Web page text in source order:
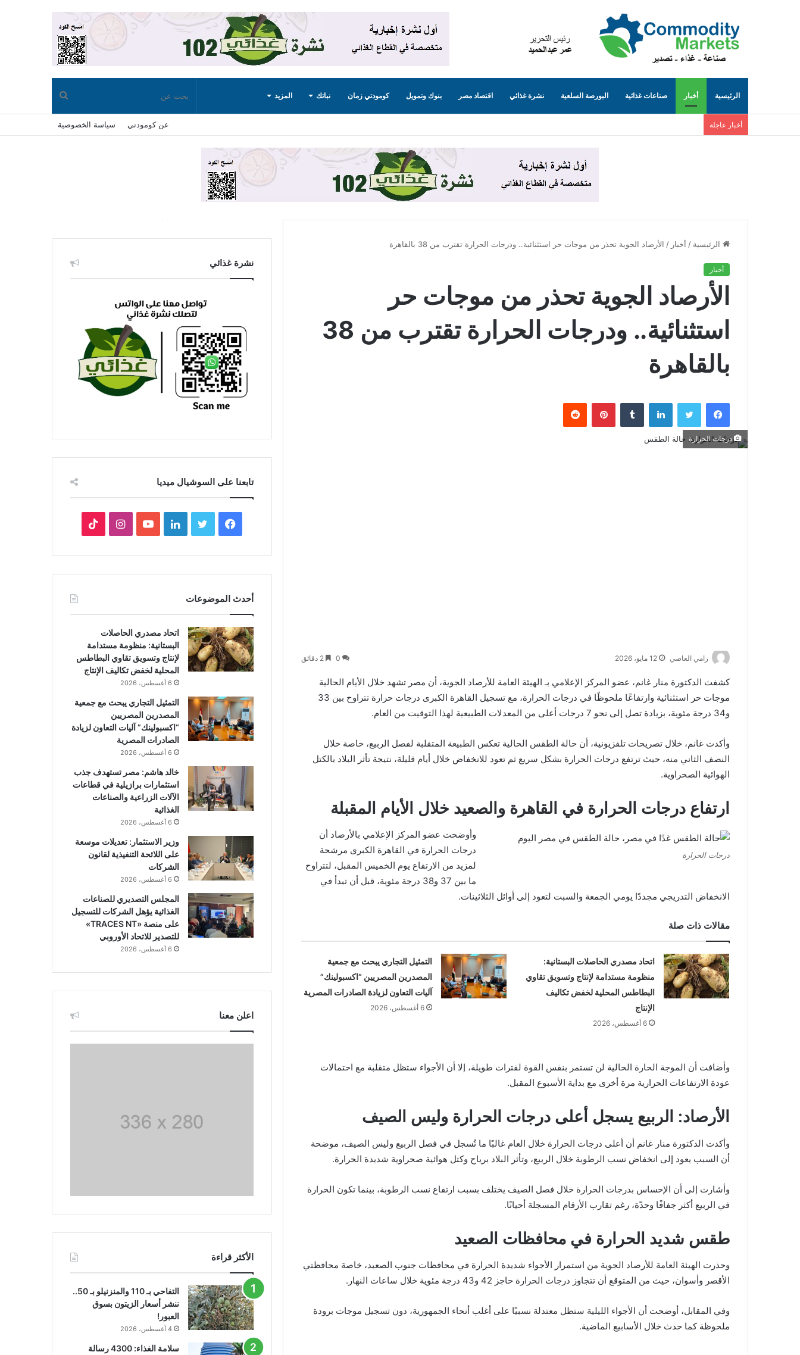
الرئيسية أخبار صناعات غذائية البورصة السلعية نشرة غذائي اقتصاد مصر بنوك وتمويل كومودتي زمان نباتك المزيد بحث
عن
أخبار عاجلة عن كومودتي سياسة الخصوصية
الرئيسية / أخبار / الأرصاد الجوية تحذر من موجات حر استثنائية.. ودرجات الحرارة تقترب من 38 بالقاهرة
أخبار
الأرصاد الجوية تحذر من موجات حر
استثنائية.. ودرجات الحرارة تقترب من 38
بالقاهرة
فيسبوك تويتر لينكدإن بينتيريست
درجات الحرارة
رامي العاصي 12 مايو، 2026 0
كشفت الدكتورة منار غانم، عضو المركز الإعلامي بـ الهيئة العامة للأرصاد الجوية، أن مصر تشهد خلال الأيام الحالية
موجات حر استثنائية وارتفاعًا ملحوظًا في درجات الحرارة، مع تسجيل القاهرة الكبرى درجات حرارة تتراوح بين 33
و34 درجة مئوية، بزيادة تصل إلى نحو 7 درجات أعلى من المعدلات الطبيعية لهذا التوقيت من العام.
وأكدت غانم، خلال تصريحات تلفزيونية، أن حالة الطقس الحالية تعكس الطبيعة المتقلبة لفصل الربيع، خاصة خلال
النصف الثاني منه، حيث ترتفع درجات الحرارة بشكل سريع ثم تعود للانخفاض خلال أيام قليلة، نتيجة تأثر البلاد بالكتل
الهوائية الصحراوية.
ارتفاع درجات الحرارة في القاهرة والصعيد خلال الأيام المقبلة
درجات الحرارة
وأوضحت عضو المركز الإعلامي بالأرصاد أن
درجات الحرارة في القاهرة الكبرى مرشحة
لمزيد من الارتفاع يوم الخميس المقبل، لتتراوح
ما بين 37 و38 درجة مئوية، قبل أن تبدأ في
الانخفاض التدريجي مجددًا يومي الجمعة والسبت لتعود إلى أوائل الثلاثينات.
مقالات ذات صلة
اتحاد مصدري الحاصلات البستانية:
منظومة مستدامة لإنتاج وتسويق تقاوي
البطاطس المحلية لخفض تكاليف
الإنتاج
6 أغسطس، 2026
التمثيل التجاري يبحث مع جمعية
المصدرين المصريين “اكسبولينك”
آليات التعاون لزيادة الصادرات المصرية
6 أغسطس، 2026
وأضافت أن الموجة الحارة الحالية لن تستمر بنفس القوة لفترات طويلة، إلا أن الأجواء ستظل متقلبة مع احتمالات
عودة الارتفاعات الحرارية مرة أخرى مع بداية الأسبوع المقبل.
الأرصاد: الربيع يسجل أعلى درجات الحرارة وليس الصيف
وأكدت الدكتورة منار غانم أن أعلى درجات الحرارة خلال العام غالبًا ما تُسجل في فصل الربيع وليس الصيف، موضحة
أن السبب يعود إلى انخفاض نسب الرطوبة خلال الربيع، وتأثر البلاد برياح وكتل هوائية صحراوية شديدة الحرارة.
وأشارت إلى أن الإحساس بدرجات الحرارة خلال فصل الصيف يختلف بسبب ارتفاع نسب الرطوبة، بينما تكون الحرارة
في الربيع أكثر جفافًا وحدّة، رغم تقارب الأرقام المسجلة أحيانًا.
طقس شديد الحرارة في محافظات الصعيد
وحذرت الهيئة العامة للأرصاد الجوية من استمرار الأجواء شديدة الحرارة في محافظات جنوب الصعيد، خاصة محافظتي
الأقصر وأسوان، حيث من المتوقع أن تتجاوز درجات الحرارة حاجز 42 و43 درجة مئوية خلال ساعات النهار.
وفي المقابل، أوضحت أن الأجواء الليلية ستظل معتدلة نسبيًا على أغلب أنحاء الجمهورية، دون تسجيل موجات برودة
ملحوظة كما حدث خلال الأسابيع الماضية.
نشرة غذائي
تابعنا على السوشيال ميديا
فيسبوكتويتر لينكدإنيوتيوبانستقرام
أحدث الموضوعات
اتحاد مصدري الحاصلات
البستانية: منظومة مستدامة
لإنتاج وتسويق تقاوي البطاطس
المحلية لخفض تكاليف الإنتاج
6 أغسطس، 2026
التمثيل التجاري يبحث مع جمعية
المصدرين المصريين
“اكسبولينك” آليات التعاون لزيادة
الصادرات المصرية
6 أغسطس، 2026
خالد هاشم: مصر تستهدف جذب
استثمارات برازيلية في قطاعات
الآلات الزراعية والصناعات
الغذائية
6 أغسطس، 2026
وزير الاستثمار: تعديلات موسعة
على اللائحة التنفيذية لقانون
الشركات
6 أغسطس، 2026
المجلس التصديري للصناعات
الغذائية يؤهل الشركات للتسجيل
على منصة «TRACES NT»
للتصدير للاتحاد الأوروبي
6 أغسطس، 2026
اعلن معنا
الأكثر قراءة
التفاحي بـ 110 والمنزنيلو بـ 50..
ننشر أسعار الزيتون بسوق
العبور!
4 أغسطس، 2026
سلامة الغذاء: 4300 رسالة